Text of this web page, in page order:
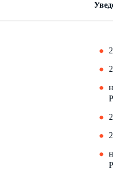
26
25
не
РСВ)
27 мая
25
не
РСВ)